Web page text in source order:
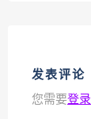
发表评论
您需要登录